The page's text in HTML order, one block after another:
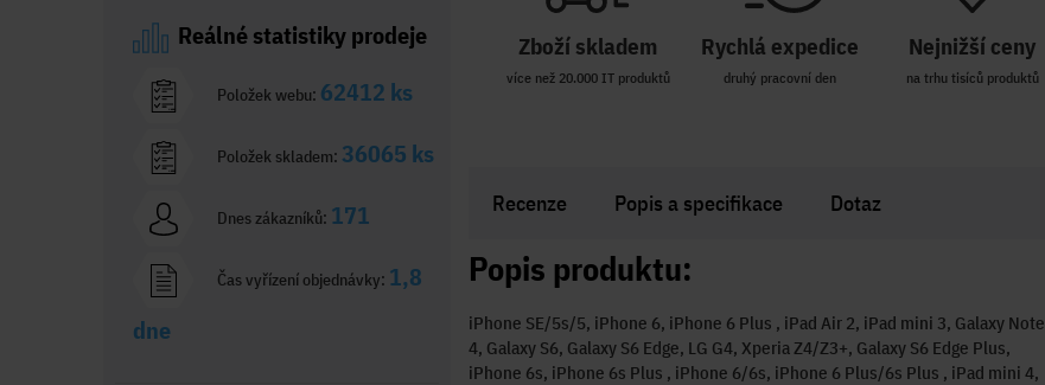
Zboží skladem
více než 20.000 IT produktů
Rychlá expedice
druhý pracovní den
Nejnižší ceny
na trhu tisíců produktů
Recenze Popis a specifikace Dotaz
Popis produktu:
iPhone SE/5s/5, iPhone 6, iPhone 6 Plus , iPad Air 2, iPad mini 3, Galaxy Note
4, Galaxy S6, Galaxy S6 Edge, LG G4, Xperia Z4/Z3+, Galaxy S6 Edge Plus,
iPhone 6s, iPhone 6s Plus , iPhone 6/6s, iPhone 6 Plus/6s Plus , iPad mini 4,
Reálné statistiky prodeje
Položek webu: 62412 ks
Položek skladem: 36065 ks
Dnes zákazníků: 171
Čas vyřízení objednávky: 1,8
dne